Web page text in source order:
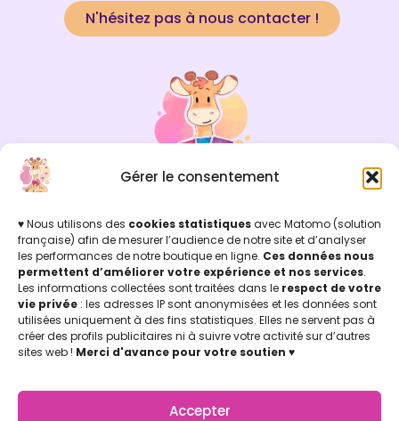
Gérer le consentement
♥ Nous utilisons des cookies statistiquesavec Matomo (solution
française) afin de mesurer l’audience de notre site et d’analyser
les performances de notre boutique en ligne. Ces données nous
permettent d’améliorer votre expérience et nos services.
Les informations collectées sont traitées dans le respect de votre
vie privée : les adresses IP sont anonymisées et les données sont
utilisées uniquement à des fins statistiques. Elles ne servent pas à
créer des profils publicitaires ni à suivre votre activité sur d’autres
sites web ! Merci d'avance pour votre soutien ♥
Accepter
N'hésitez pas à nous contacter !
INFOS LÉGALES
Mentions légales & Politique de confidentialité
Politique de cookies
Conditions Générales de Vente (CGV)
Apprentie Girafe ® Marque Déposée